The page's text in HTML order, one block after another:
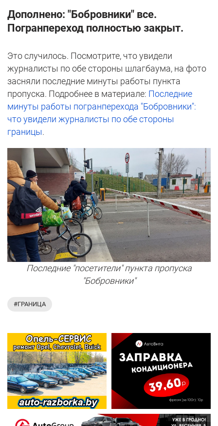
Дополнено: "Бобровники" все.
Погранпереход полностью закрыт.
Это случилось. Посмотрите, что увидели
журналисты по обе стороны шлагбаума, на фото
засняли последние минуты работы пункта
пропуска. Подробнее в материале: Последние
минуты работы погранперехода "Бобровники":
что увидели журналисты по обе стороны
границы.
Последние "посетители" пункта пропуска
"Бобровники"
#ГРАНИЦА